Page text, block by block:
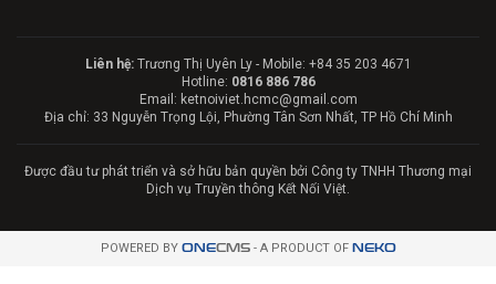
Liên hệ:Trương Thị Uyên Ly - Mobile: +84 35 203 4671
Hotline: 0816 886 786
Email: ketnoiviet.hcmc@gmail.com
Địa chỉ: 33 Nguyễn Trọng Lội, Phường Tân Sơn Nhất, TP Hồ Chí Minh
Được đầu tư phát triển và sở hữu bản quyền bởi Công ty TNHH Thương mại
Dịch vụ Truyền thông Kết Nối Việt.
POWERED BY ONECMS- A PRODUCT OF NEKO